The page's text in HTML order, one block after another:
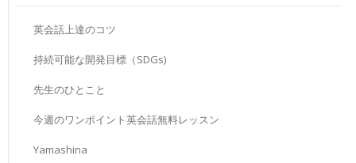
英会話上達のコツ
持続可能な開発目標（SDGs)
先生のひとこと
今週のワンポイント英会話無料レッスン
Yamashina